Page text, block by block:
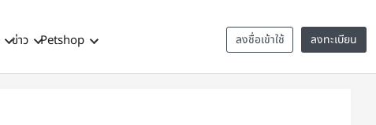
ลงชื่อเข้าใช้ ลงทะเบียน
ข่าว Petshop